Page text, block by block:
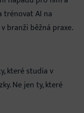
trénovat AI na
branži běžná praxe.
které studia v
Ne jen ty, které